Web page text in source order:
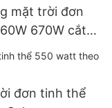
mặt trời đơn
670W cắt
đơn tinh thể